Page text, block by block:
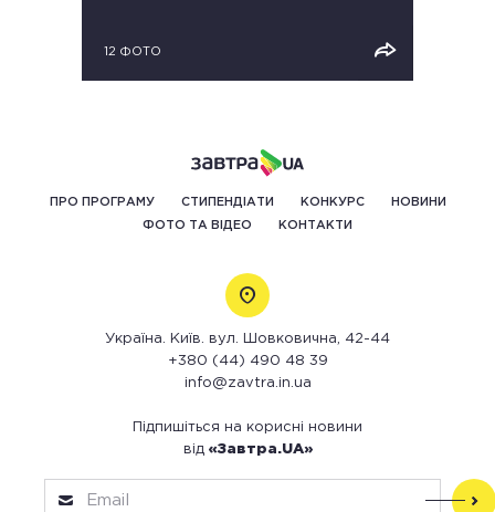
12 ФОТО
ПРО ПРОГРАМУ СТИПЕНДІАТИ КОНКУРС НОВИНИ
ФОТО ТА ВІДЕО КОНТАКТИ
Україна. Київ. вул. Шовковична, 42-44
+380 (44) 490 48 39
info@zavtra.in.ua
Підпишіться на корисні новини
від «Завтра.UA»